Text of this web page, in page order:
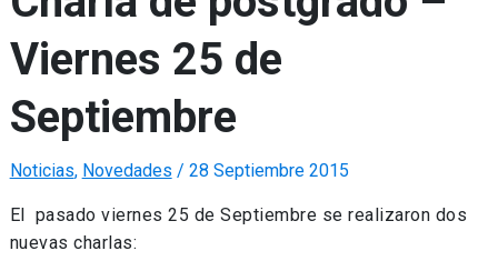
Viernes 25 de
Septiembre
Noticias, Novedades / 28 Septiembre 2015
El pasado viernes 25 de Septiembre se realizaron dos
nuevas charlas: